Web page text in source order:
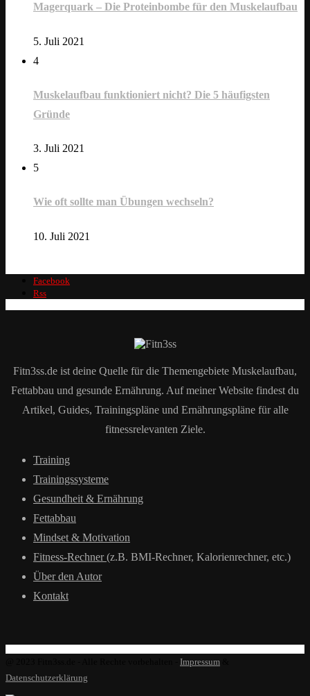
Magerquark – Die Proteinbombe für den Muskelaufbau
5. Juli 2021
4
Muskelaufbau funktioniert nicht? Die 5 häufigsten
Gründe
3. Juli 2021
5
Wie oft sollte man Übungen wechseln?
10. Juli 2021
Facebook
Rss
Fitn3ss.de ist deine Quelle für die Themengebiete Muskelaufbau,
Fettabbau und gesunde Ernährung. Auf meiner Website findest du
Artikel, Guides, Trainingspläne und Ernährungspläne für alle
fitnessrelevanten Ziele.
Training
Trainingssysteme
Gesundheit & Ernährung
Fettabbau
Mindset & Motivation
Fitness-Rechner(z.B. BMI-Rechner, Kalorienrechner, etc.)
Über den Autor
Kontakt
Impressum
Datenschutzerklärung